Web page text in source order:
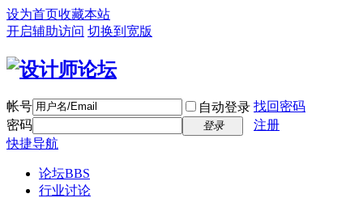
设为首页收藏本站
开启辅助访问 切换到宽版
帐号 自动登录 找回密码
密码
登录
注册
快捷导航
论坛BBS
行业讨论